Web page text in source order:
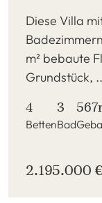
Diese Villa
m² bebaute
Grundstück,
4
Betten
3
Bad
2.195.000 €